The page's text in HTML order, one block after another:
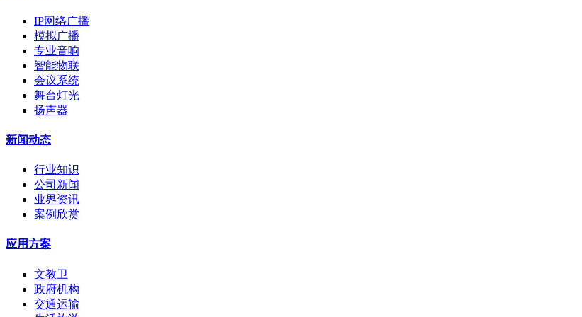
IP网络广播
模拟广播
专业音响
智能物联
会议系统
舞台灯光
扬声器
新闻动态
行业知识
公司新闻
业界资讯
案例欣赏
应用方案
文教卫
政府机构
交通运输